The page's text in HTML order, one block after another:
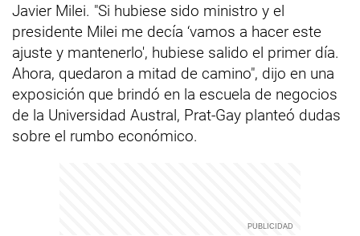
Javier Milei. "Si hubiese sido ministro y el
presidente Milei me decía ‘vamos a hacer este
ajuste y mantenerlo', hubiese salido el primer día.
Ahora, quedaron a mitad de camino", dijo en una
exposición que brindó en la escuela de negocios
de la Universidad Austral, Prat-Gay planteó dudas
sobre el rumbo económico.